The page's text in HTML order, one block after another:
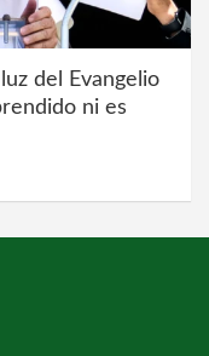
del Evangelio
ni es